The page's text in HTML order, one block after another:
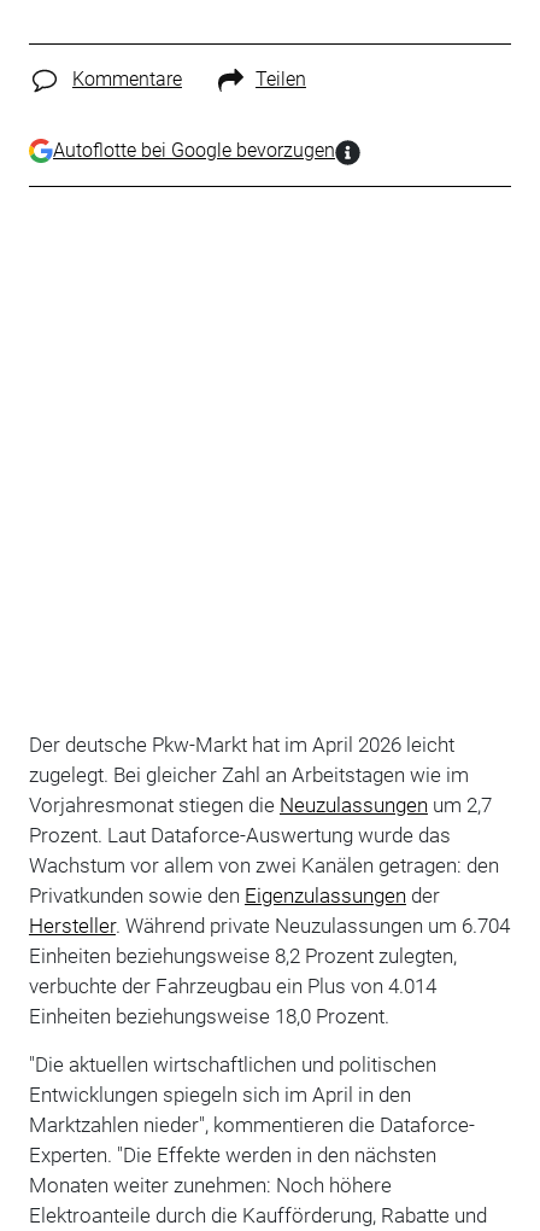
Kommentare Teilen
Autoflotte bei Google bevorzugen
Der deutsche Pkw-Markt hat im April 2026 leicht
zugelegt. Bei gleicher Zahl an Arbeitstagen wie im
Vorjahresmonat stiegen die Neuzulassungen um 2,7
Prozent. Laut Dataforce-Auswertung wurde das
Wachstum vor allem von zwei Kanälen getragen: den
Privatkunden sowie den Eigenzulassungen der
Hersteller. Während private Neuzulassungen um 6.704
Einheiten beziehungsweise 8,2 Prozent zulegten,
verbuchte der Fahrzeugbau ein Plus von 4.014
Einheiten beziehungsweise 18,0 Prozent.
"Die aktuellen wirtschaftlichen und politischen
Entwicklungen spiegeln sich im April in den
Marktzahlen nieder", kommentieren die Dataforce-
Experten. "Die Effekte werden in den nächsten
Monaten weiter zunehmen: Noch höhere
Elektroanteile durch die Kaufförderung, Rabatte und